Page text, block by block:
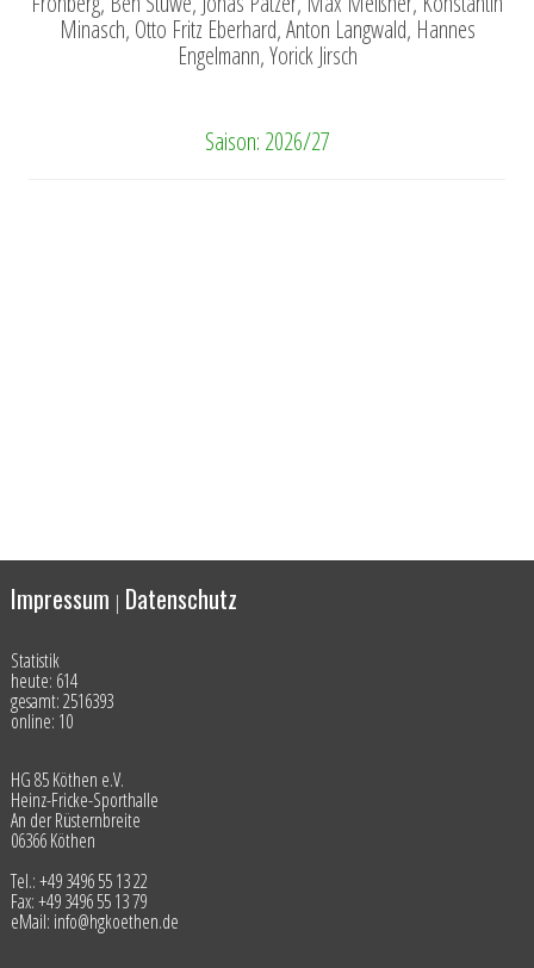
Minasch, Otto Fritz Eberhard, Anton Langwald, Hannes
Engelmann, Yorick Jirsch
Saison: 2026/27
Impressum | Datenschutz
Statistik
heute: 614
gesamt: 2516393
online: 10
HG 85 Köthen e.V.
Heinz-Fricke-Sporthalle
An der Rüsternbreite
06366 Köthen
Tel.: +49 3496 55 13 22
Fax: +49 3496 55 13 79
eMail: info@hgkoethen.de